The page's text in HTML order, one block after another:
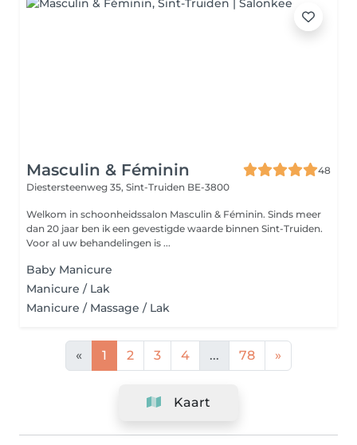
Masculin & Féminin
48
Diestersteenweg 35, Sint-Truiden BE-3800
Welkom in schoonheidssalon Masculin & Féminin. Sinds meer
dan 20 jaar ben ik een gevestigde waarde binnen Sint-Truiden.
Voor al uw behandelingen is ...
Baby Manicure
Manicure / Lak
Manicure / Massage / Lak
« 1 2 3 4 ... 78 »
Kaart